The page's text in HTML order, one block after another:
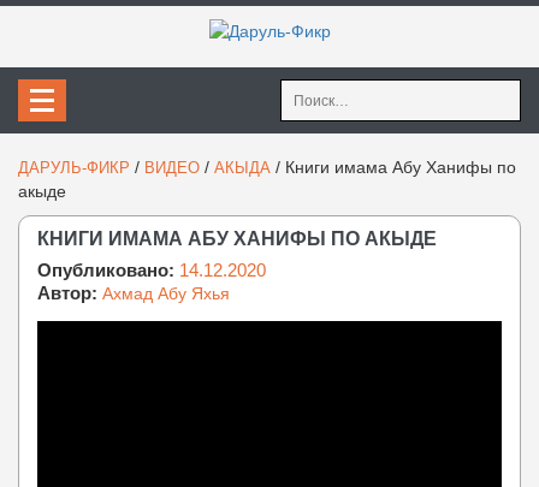
Найти:
ДАРУЛЬ-ФИКР / ВИДЕО / АКЫДА / Книги имама Абу Ханифы по
акыде
КНИГИ ИМАМА АБУ ХАНИФЫ ПО АКЫДЕ
Опубликовано: 14.12.2020
Автор: Ахмад Абу Яхья